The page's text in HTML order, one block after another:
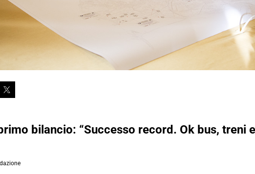
bilancio: “Successo record. Ok bus, treni